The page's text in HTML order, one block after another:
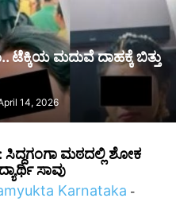
ಟೆಕ್ಕಿಯ ಮದುವೆ ದಾಹಕ್ಕೆ ಬಿತ್ತು
14, 2026
ಸಿದ್ದಗಂಗಾ ಮಠದಲ್ಲಿ ಶೋಕ
ಸಾವು
Karnataka -